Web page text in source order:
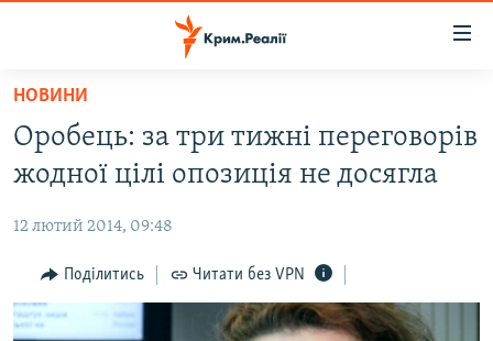
Перейти
основного
матеріалу
до
навігації
Перейти
до
НОВИНИ
ВОДА.КРИМ
ПОЛІТИКА
БЛОГИ
ПОГЛЯД
НОВИНИ
Оробець: за три тижні переговорів
жодної цілі опозиція не досягла
12 лютий 2014, 09:48
Поділитись Читати без VPN